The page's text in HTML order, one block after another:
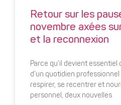
Retour sur les
novembre axées
et la reconnexion
Parce qu’il devient
d’un quotidien
respirer, se recentrer et
personnel, deux nouvelles